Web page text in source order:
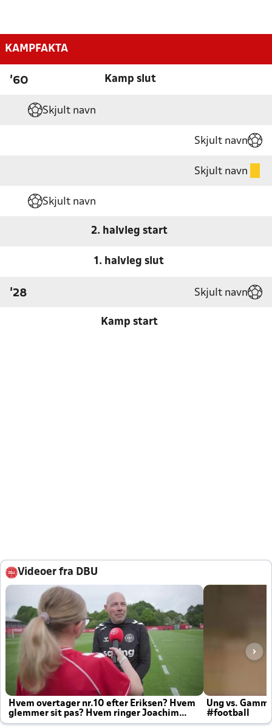
KAMPFAKTA
'60 Kamp slut
Skjult navn
Skjult navn
Skjult navn
Skjult navn
2. halvleg start
1. halvleg slut
'28 Skjult navn
Kamp start
Videoer fra DBU
Hvem overtager nr.10 efter Eriksen? Hvem
glemmer sit pas? Hvem ringer Joachim
altid til efter kampe?
Ung vs.
#football